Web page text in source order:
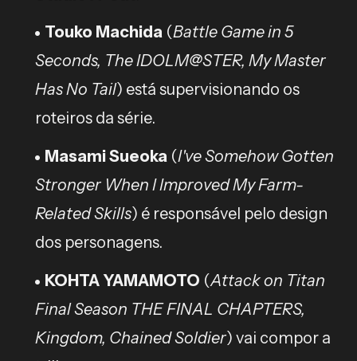
Touko Machida (Battle Game in 5
Seconds, The IDOLM@STER, My Master
Has No Tail) está supervisionando os
roteiros da série.
Masami Sueoka (I've Somehow Gotten
Stronger When I Improved My Farm-
Related Skills) é responsável pelo design
dos personagens.
KOHTA YAMAMOTO (Attack on Titan
Final Season THE FINAL CHAPTERS,
Kingdom, Chained Soldier) vai compor a